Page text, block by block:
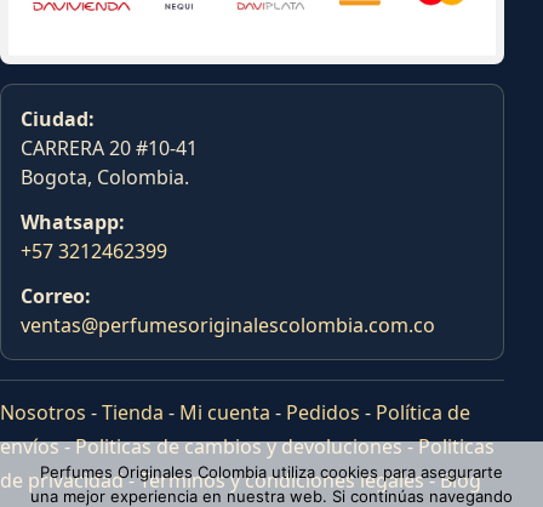
Ciudad:
CARRERA 20 #10-41
Bogota, Colombia.
Whatsapp:
+57 3212462399
Correo:
ventas@perfumesoriginalescolombia.com.co
Nosotros -Tienda - Mi cuenta - Pedidos - Política de
envíos-Politicas de cambios y devoluciones-Politicas
de privacidad-Terminos y condiciones legales-Blog
Perfumes Originales Colombia utiliza cookies para asegurarte
una mejor experiencia en nuestra web. Si continúas navegando